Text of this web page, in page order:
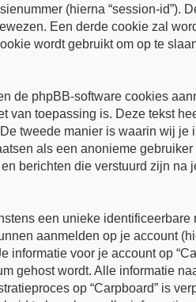
(hierna “session-id”).
Een derde cookie zal
wordt gebruikt om op te
de phpBB-software cookies
van toepassing is. Deze tekst
tweede manier is waarin wij
als een anonieme gebruiker
en berichten die verstuurd zijn
een unieke
aanmelden op je account
informatie voor je account op
gehost wordt. Alle informatie
op “Carpboard” is